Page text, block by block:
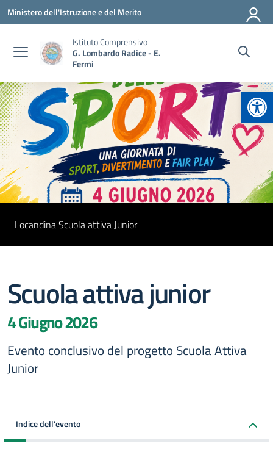
Vai ai contenuti
Vai al menu di navigazione
Vai al footer
Ministero dell'Istruzione e del Merito
Istituto Comprensivo
G. Lombardo Radice - E.
Fermi
Locandina Scuola attiva Junior
Scuola attiva junior
4 Giugno 2026
Evento conclusivo del progetto Scuola Attiva
Junior
Indice dell'evento